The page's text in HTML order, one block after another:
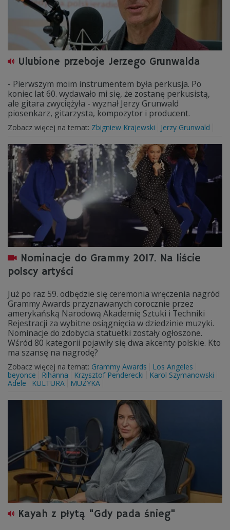
Ulubione przeboje Jerzego Grunwalda
- Pierwszym moim instrumentem była perkusja. Po
koniec lat 60. wydawało mi się, że zostanę perkusistą,
ale gitara zwyciężyła - wyznał Jerzy Grunwald
piosenkarz, gitarzysta, kompozytor i producent.
Zobacz więcej na temat: Zbigniew Krajewski Jerzy Grunwald
Nominacje do Grammy 2017. Na liście
polscy artyści
Już po raz 59. odbędzie się ceremonia wręczenia nagród
Grammy Awards przyznawanych corocznie przez
amerykańską Narodową Akademię Sztuki i Techniki
Rejestracji za wybitne osiągnięcia w dziedzinie muzyki.
Nominacje do zdobycia statuetki zostały ogłoszone.
Wśród 80 kategorii pojawiły się dwa akcenty polskie. Kto
ma szansę na nagrodę?
Zobacz więcej na temat: Grammy Awards
Los Angeles
beyonce
Rihanna Krzysztof Penderecki
Karol Szymanowski
Adele
KULTURA MUZYKA
Kayah z płytą "Gdy pada śnieg"